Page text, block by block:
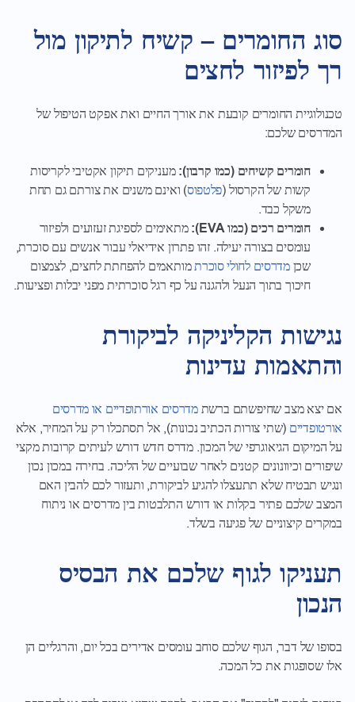
סוג החומרים – קשיח לתיקון מול
רך לפיזור לחצים
טכנולוגיית החומרים קובעת את אורך החיים ואת אפקט הטיפול של
המדרסים שלכם:
חומרים קשיחים (כמו קרבון):מעניקים תיקון אקטיבי לקריסות
קשות של הקרסול (פלטפוס) ואינם משנים את צורתם גם תחת
משקל כבד.
חומרים רכים (כמו EVA):
מתאימים לספיגת זעזועים ולפיזור
עומסים בצורה יעילה. זהו פתרון אידיאלי עבור אנשים עם סוכרת,
שכןמדרסים לחולי סוכרתמותאמים להפחתת לחצים, לצמצום
חיכוך בתוך הנעל ולהגנה על כף רגל סוכרתית מפני יבלות ופציעות.
נגישות הקליניקה לביקורת
והתאמות עדינות
אם יצא מצב שחיפשתם ברשתמדרסים אורתופדיים או מדרסים
אורטופדיים (שתי צורות הכתיב נכונות), אל תסתכלו רק על המחיר, אלא
על המיקום הגיאוגרפי של המכון. מדרס חדש דורש לעיתים קרובות מקצי
שיפורים וכיוונונים קטנים לאחר שבועיים של הליכה. בחירה במכון נכון
ונגיש תבטיח שלא תתעצלו להגיע לביקורת, ותעזור לכם להבין האם
המצב שלכם פתיר בקלות או דורש התלבטות בין מדרסים או ניתוח
במקרים קיצוניים של פגיעה בשלד.
תעניקו לגוף שלכם את הבסיס
הנכון
בסופו של דבר, הגוף שלכם סוחב עומסים אדירים בכל יום, והרגליים הן
אלו שסופגות את כל המכה.